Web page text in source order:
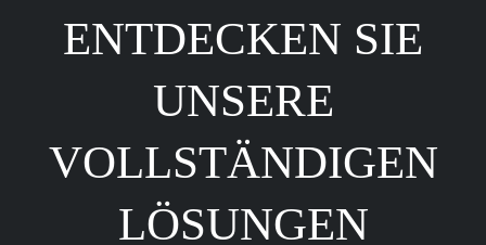
ENTDECKEN SIE
UNSERE
VOLLSTÄNDIGEN
LÖSUNGEN